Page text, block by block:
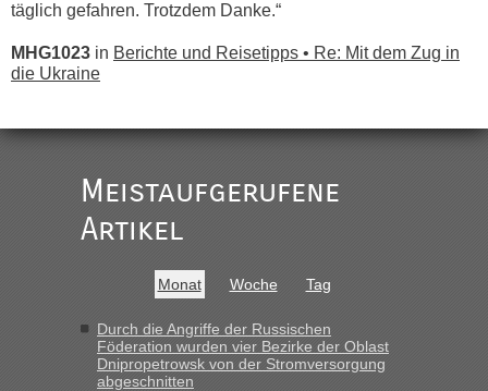
täglich gefahren. Trotzdem Danke.“
MHG1023 in Berichte und Reisetipps • Re: Mit dem Zug in
die Ukraine
Ist korrekt, aber ich finde man hätte trotzdem im Text gleich
darauf hinweisen können.
War aber nicht "böse" gemeint ...
buchbar - warum auch immer ...
Hab´s versucht - bekomme aber immer angezeigt "auf dieser
Strecke fahren wir nicht"
Meistaufgerufene
Artikel
Monat Woche Tag
Durch die Angriffe der Russischen
Föderation wurden vier Bezirke der Oblast
Dnipropetrowsk von der Stromversorgung
abgeschnitten